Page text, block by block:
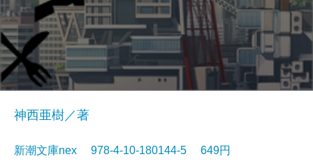
神西亜樹／著
新潮文庫nex 978-4-10-180144-5 649円